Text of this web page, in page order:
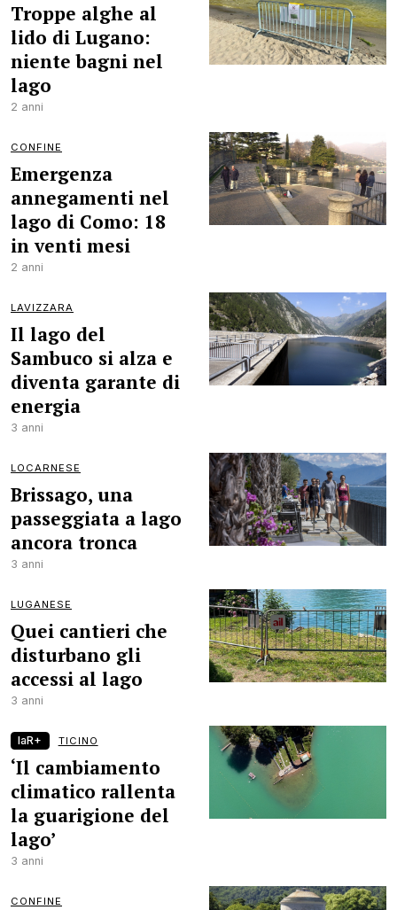
Troppe alghe al
lido di Lugano:
niente bagni nel
lago
2 anni
CONFINE
Emergenza
annegamenti nel
lago di Como: 18
in venti mesi
2 anni
LAVIZZARA
Il lago del
Sambuco si alza e
diventa garante di
energia
3 anni
LOCARNESE
Brissago, una
passeggiata a lago
ancora tronca
3 anni
LUGANESE
Quei cantieri che
disturbano gli
accessi al lago
3 anni
laR+ TICINO
‘Il cambiamento
climatico rallenta
la guarigione del
lago’
3 anni
CONFINE